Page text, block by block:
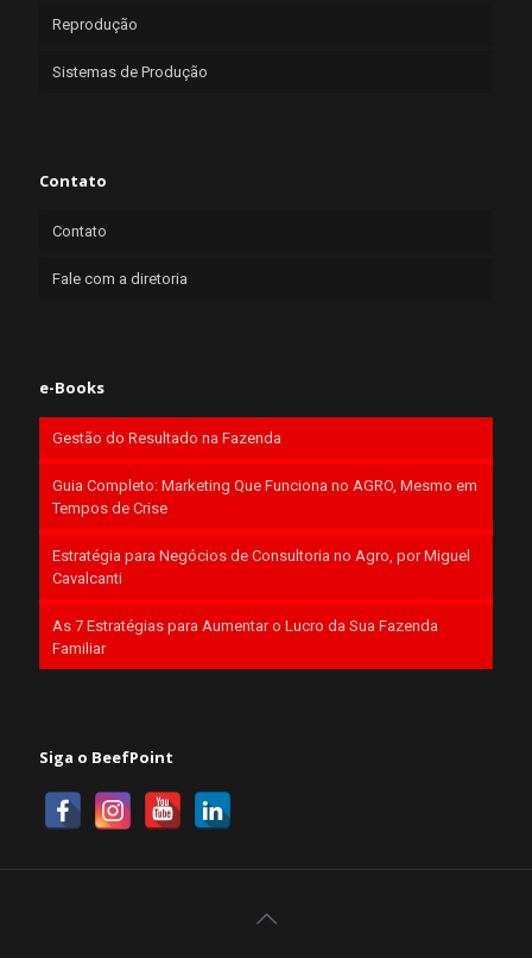
Reprodução
Sistemas de Produção
Contato
Contato
Fale com a diretoria
e-Books
Gestão do Resultado na Fazenda
Guia Completo: Marketing Que Funciona no AGRO, Mesmo em
Tempos de Crise
Estratégia para Negócios de Consultoria no Agro, por Miguel
Cavalcanti
As 7 Estratégias para Aumentar o Lucro da Sua Fazenda
Familiar
Siga o BeefPoint